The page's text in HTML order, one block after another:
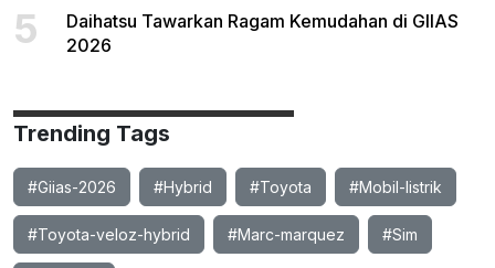
5
Daihatsu Tawarkan Ragam Kemudahan di GIIAS
2026
Trending Tags
#Giias-2026 #Hybrid #Toyota #Mobil-listrik
#Toyota-veloz-hybrid #Marc-marquez #Sim